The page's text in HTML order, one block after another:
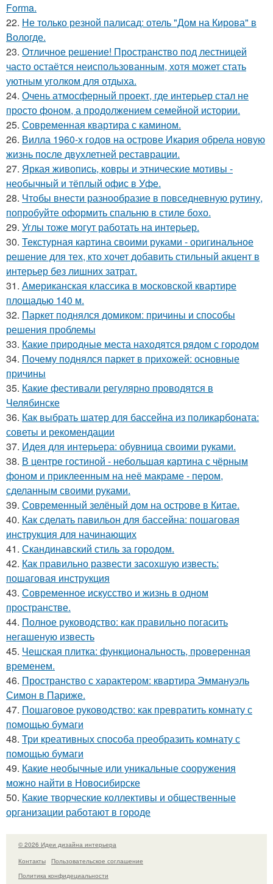
Forma.
22. Не только резной палисад: отель "Дом на Кирова" в
Вологде.
23. Отличное решение! Пространство под лестницей
часто остаётся неиспользованным, хотя может стать
уютным уголком для отдыха.
24. Очень атмосферный проект, где интерьер стал не
просто фоном, а продолжением семейной истории.
25. Современная квартира с камином.
26. Вилла 1960-х годов на острове Икария обрела новую
жизнь после двухлетней реставрации.
27. Яркая живопись, ковры и этнические мотивы -
необычный и тёплый офис в Уфе.
28. Чтобы внести разнообразие в повседневную рутину,
попробуйте оформить спальню в стиле бохо.
29. Углы тоже могут работать на интерьер.
30. Текстурная картина своими руками - оригинальное
решение для тех, кто хочет добавить стильный акцент в
интерьер без лишних затрат.
31. Американская классика в московской квартире
площадью 140 м.
32. Паркет поднялся домиком: причины и способы
решения проблемы
33. Какие природные места находятся рядом с городом
34. Почему поднялся паркет в прихожей: основные
причины
35. Какие фестивали регулярно проводятся в
Челябинске
36. Как выбрать шатер для бассейна из поликарбоната:
советы и рекомендации
37. Идея для интерьера: обувница своими руками.
38. В центре гостиной - небольшая картина с чёрным
фоном и приклеенным на неё макраме - пером,
сделанным своими руками.
39. Современный зелёный дом на острове в Китае.
40. Как сделать павильон для бассейна: пошаговая
инструкция для начинающих
41. Скандинавский стиль за городом.
42. Как правильно развести засохшую известь:
пошаговая инструкция
43. Современное искусство и жизнь в одном
пространстве.
44. Полное руководство: как правильно погасить
негашеную известь
45. Чешская плитка: функциональность, проверенная
временем.
46. Пространство с характером: квартира Эммануэль
Симон в Париже.
47. Пошаговое руководство: как превратить комнату с
помощью бумаги
48. Три креативных способа преобразить комнату с
помощью бумаги
49. Какие необычные или уникальные сооружения
можно найти в Новосибирске
50. Какие творческие коллективы и общественные
организации работают в городе
© 2026 Идеи дизайна интерьера
Контакты
Пользовательское соглашение
Политика конфидециальности